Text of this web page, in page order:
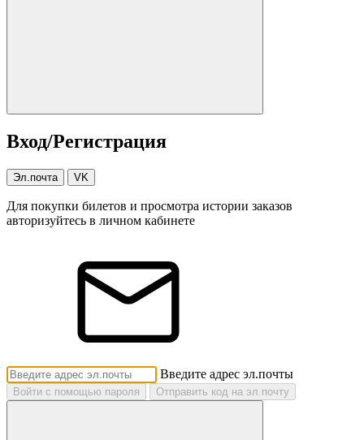
Вход/Регистрация
Эл.почта VK
Для покупки билетов и просмотра истории заказов
авторизуйтесь в личном кабинете
Введите адрес эл.почты
Войти с помощью пароля Отправить код на эл.почту